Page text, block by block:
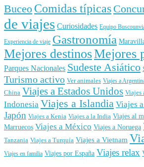
Buceo Comidas típicas
de viajes Curiosidades Equipo
Experiencia de viaje Gastronomía
Mejores destinosMejores
Parques Nacionales Sudeste Asiático
Turismo activo Ver animales Viajes a
China Viajes a Estados Unidos Viajes
Indonesia Viajes a Islandia Viajes
Japón Viajes a Kenia Viajes a la India Viajes al
Marruecos Viajes a México Viajes a Noruega
Tanzania Viajes a Turquía Viajes a Vietnam
Viajes en familia Viajes por España Viajes relax